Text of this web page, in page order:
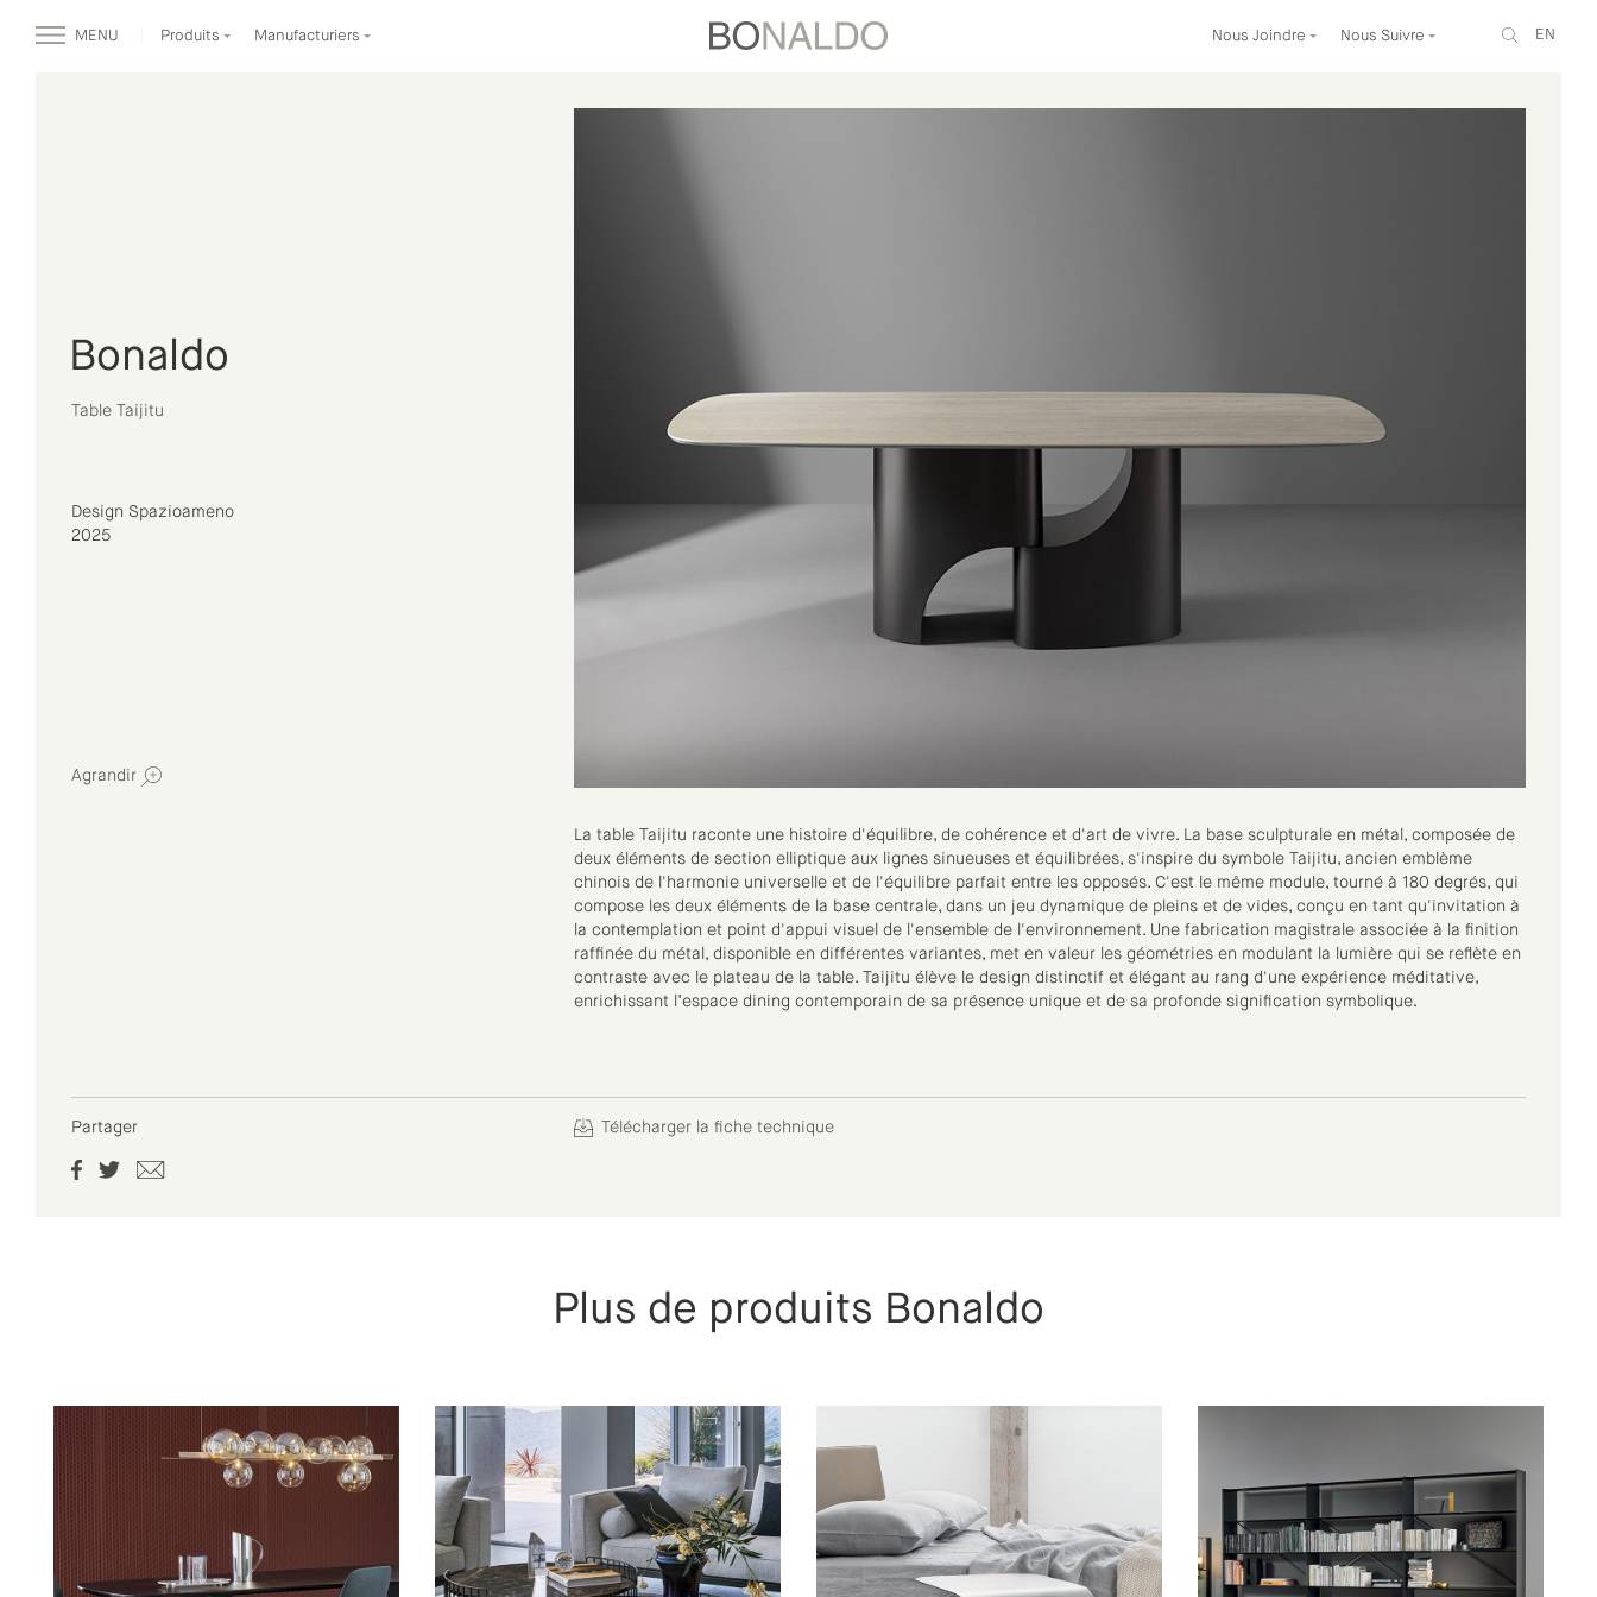
MENU Produits Manufacturiers Nous Joindre Nous Suivre EN
Agrandir
Bonaldo
Table Taijitu
Design Spazioameno
2025
La table Taijitu raconte une histoire d'équilibre, de cohérence et d'art de vivre. La base sculpturale en métal, composée de
deux éléments de section elliptique aux lignes sinueuses et équilibrées, s'inspire du symbole Taijitu, ancien emblème
chinois de l'harmonie universelle et de l'équilibre parfait entre les opposés. C'est le même module, tourné à 180 degrés, qui
compose les deux éléments de la base centrale, dans un jeu dynamique de pleins et de vides, conçu en tant qu'invitation à
la contemplation et point d'appui visuel de l'ensemble de l'environnement. Une fabrication magistrale associée à la finition
raffinée du métal, disponible en différentes variantes, met en valeur les géométries en modulant la lumière qui se reflète en
contraste avec le plateau de la table. Taijitu élève le design distinctif et élégant au rang d'une expérience méditative,
enrichissant l’espace dining contemporain de sa présence unique et de sa profonde signification symbolique.
Partager Télécharger la fiche technique
Plus de produits Bonaldo